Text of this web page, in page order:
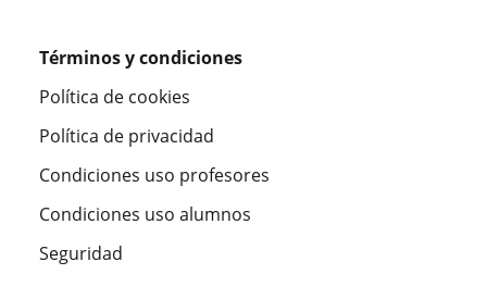
Términos y condiciones
Política de cookies
Política de privacidad
Condiciones uso profesores
Condiciones uso alumnos
Seguridad